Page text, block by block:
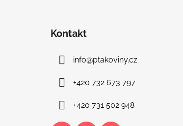
Kontakt
info@ptakoviny.cz
+420 732 673 797
+420 731 502 948